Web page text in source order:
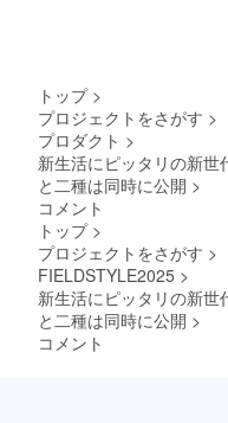
トップ >
プロジェクトをさがす >
プロダクト >
新生活にピッタリの新
と二種は同時に公開 >
コメント
トップ >
プロジェクトをさがす >
FIELDSTYLE2025 >
新生活にピッタリの新
と二種は同時に公開 >
コメント